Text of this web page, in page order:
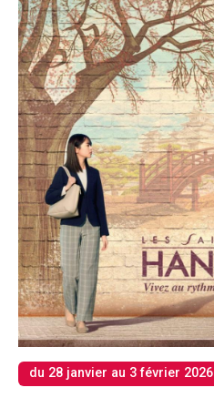
du 28 janvier au 3 février 2026